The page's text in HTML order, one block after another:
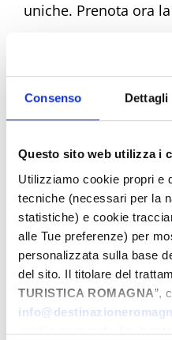
Consenso Dettagli
Questo sito web utilizza i
Utilizziamo cookie propri e
tecniche (necessari per la
statistiche) e cookie
alle Tue preferenze) per
personalizzata sulla base
del sito. Il titolare del
TURISTICA ROMAGNA”,
cookie premendo il
uniche. Prenota ora
Dal
A
Comune